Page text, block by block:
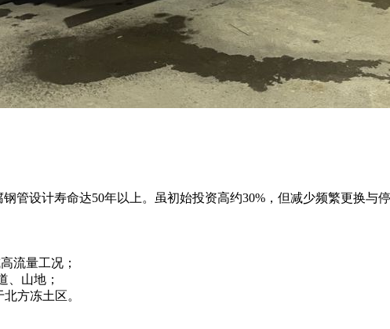
管设计寿命达50年以上。虽初始投资高约30%，但减少频繁更换与
流量工况；
、山地；
方冻土区。